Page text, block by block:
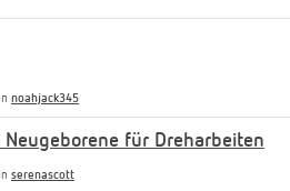
noahjack345
für Dreharbeiten
serenascott